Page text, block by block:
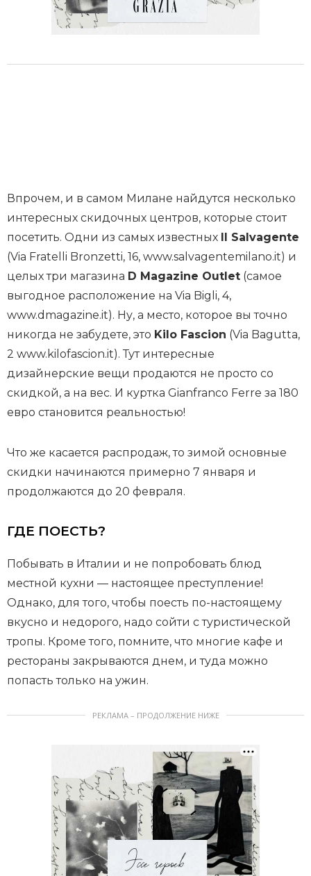
Впрочем, и в самом Милане найдутся несколько
интересных скидочных центров, которые стоит
посетить. Одни из самых известных Il Salvagente
(Via Fratelli Bronzetti, 16, www.salvagentemilano.it) и
целых три магазина D Magazine Outlet (самое
выгодное расположение на Via Bigli, 4,
www.dmagazine.it). Ну, а место, которое вы точно
никогда не забудете, это Kilo Fascion (Via Bagutta,
2 www.kilofascion.it). Тут интересные
дизайнерские вещи продаются не просто со
скидкой, а на вес. И куртка Gianfranco Ferre за 180
евро становится реальностью!
Что же касается распродаж, то зимой основные
скидки начинаются примерно 7 января и
продолжаются до 20 февраля.
ГДЕ ПОЕСТЬ?
Побывать в Италии и не попробовать блюд
местной кухни — настоящее преступление!
Однако, для того, чтобы поесть по-настоящему
вкусно и недорого, надо сойти с туристической
тропы. Кроме того, помните, что многие кафе и
рестораны закрываются днем, и туда можно
попасть только на ужин.
РЕКЛАМА – ПРОДОЛЖЕНИЕ НИЖЕ